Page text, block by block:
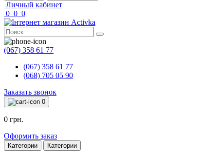
Личный кабинет
0 0 0
(067) 358 61 77
(067) 358 61 77
(068) 705 05 90
Заказать звонок
0
0 грн.
Оформить заказ
Категории Категории